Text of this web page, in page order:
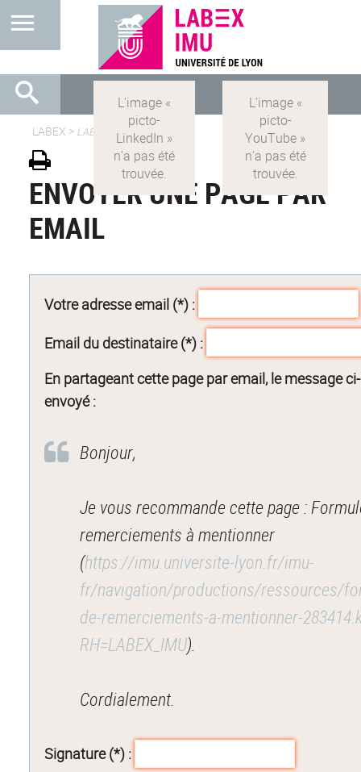
LABEX > LABEX IMU
ENVOYER UNE PAGE PAR
EMAIL
Votre adresse email (*) :
Email du destinataire (*) :
En partageant cette page par email, le message
envoyé :
Bonjour,
Je vous recommande cette page :
remerciements à mentionner
(https://imu.universite-lyon.fr/imu-
fr/navigation/productions/ressources/
de-remerciements-a-mentionner-
RH=LABEX_IMU).
Cordialement.
Signature (*) :